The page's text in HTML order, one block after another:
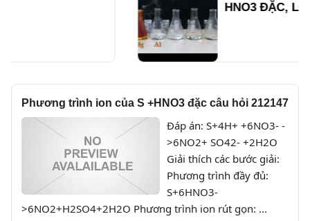
HNO3 ĐẶC, LOÃNG
Phương trình ion của S +HNO3 đặc câu hỏi 212147
Đáp án: S+4H+ +6NO3- -
>6NO2+ SO42- +2H2O
Giải thích các bước giải:
Phương trình đầy đủ:
S+6HNO3-
>6NO2+H2SO4+2H2O Phương trình ion rút gọn: ...